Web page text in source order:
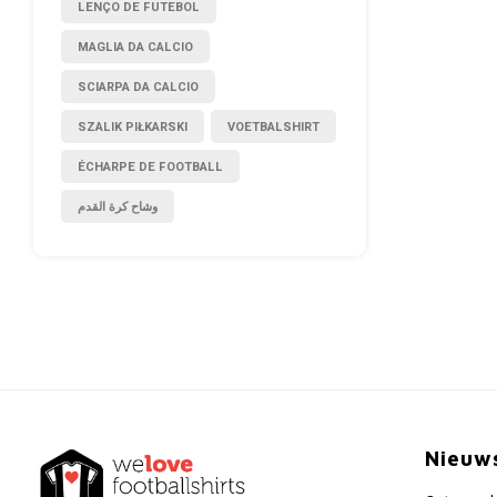
LENÇO DE FUTEBOL
MAGLIA DA CALCIO
SCIARPA DA CALCIO
SZALIK PIŁKARSKI VOETBALSHIRT
ÉCHARPE DE FOOTBALL
وشاح كرة القدم